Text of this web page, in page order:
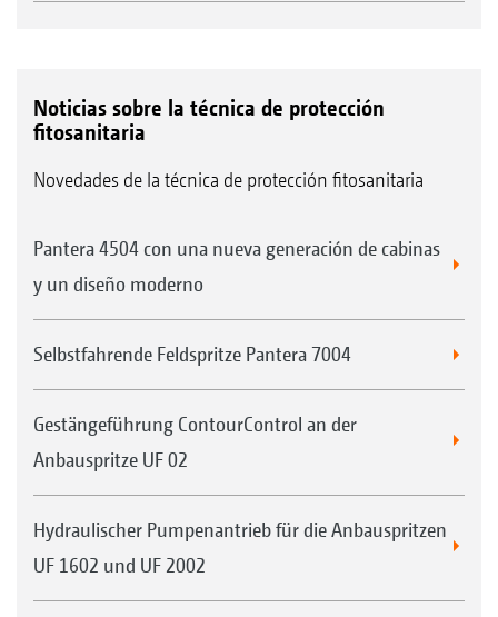
Noticias sobre la técnica de protección
fitosanitaria
Novedades de la técnica de protección fitosanitaria
Pantera 4504 con una nueva generación de cabinas
y un diseño moderno
Selbstfahrende Feldspritze Pantera 7004
Gestängeführung ContourControl an der
Anbauspritze UF 02
Hydraulischer Pumpenantrieb für die Anbauspritzen
UF 1602 und UF 2002